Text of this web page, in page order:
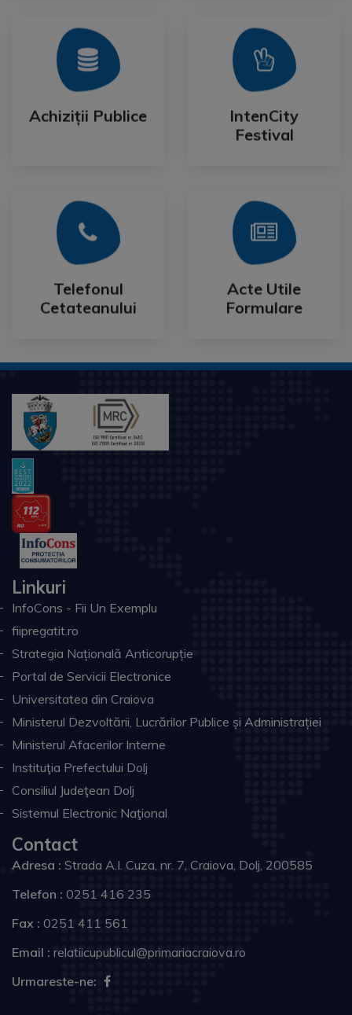
Achiziții Publice
Achiziții Publice
Mai Mult
IntenCity
Festival
IntenCity
Festival
Mai Mult
Telefonul
Cetateanului
Telefonul
Cetateanului
Mai Mult
Acte Utile
Formulare
Acte Utile
Formulare
Mai Mult
Linkuri
InfoCons - Fii Un Exemplu
fiipregatit.ro
Strategia Națională Anticorupție
Portal de Servicii Electronice
Universitatea din Craiova
Ministerul Dezvoltării, Lucrărilor Publice și Administrației
Ministerul Afacerilor Interne
Instituţia Prefectului Dolj
Consiliul Judeţean Dolj
Sistemul Electronic Naţional
Contact
Adresa : Strada A.I. Cuza, nr. 7, Craiova, Dolj, 200585
Telefon : 0251 416 235
Fax : 0251 411 561
Email : relatiicupublicul@primariacraiova.ro
Urmareste-ne: